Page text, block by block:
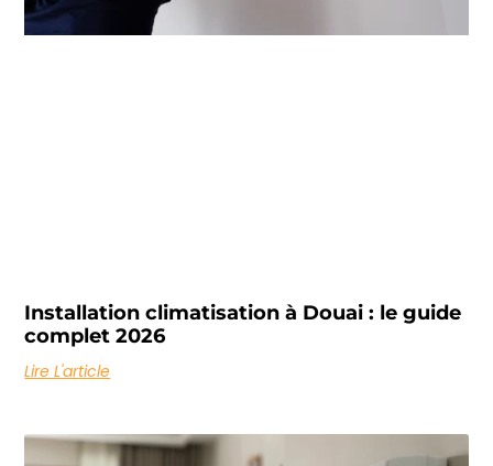
Installation climatisation à Douai : le guide
complet 2026
Lire L'article